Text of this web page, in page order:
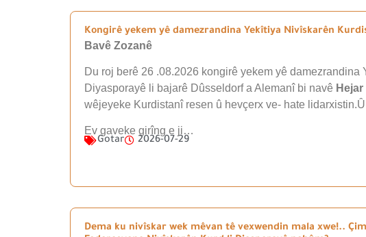
Kongirê yekem yê damezrandina Yekîtiya Nivîskarên
Bavê Zozanê
Du roj berê 26 .08.2026 kongirê yekem yê
Diyasporayê li bajarê Dûsseldorf a Alemanî bi navê
wêjeyeke Kurdistanî resen û hevçerx ve- hate
Ev gaveke girîng e ji…
Gotar 2026-07-29
Dema ku nivîskar wek mêvan tê vexwendin mala xwe!..